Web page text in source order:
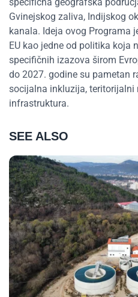
Gvinejskog zaliva, Indijskog
kanala. Ideja ovog Programa
EU kao jedne od politika koja
specifičnih izazova širom
do 2027. godine su pametan
socijalna inkluzija, teritorijalni
infrastruktura.
SEE ALSO